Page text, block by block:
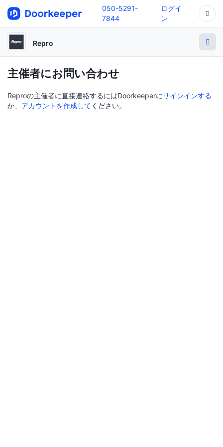
050-5291-
7844
ログイ
ン
Repro
主催者にお問い合わせ
Reproの主催者に直接連絡するにはDoorkeeperにサインインする
か、 アカウントを作成して ください。